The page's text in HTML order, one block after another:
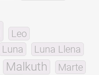
Leo
Luna Luna Llena
Malkuth Marte